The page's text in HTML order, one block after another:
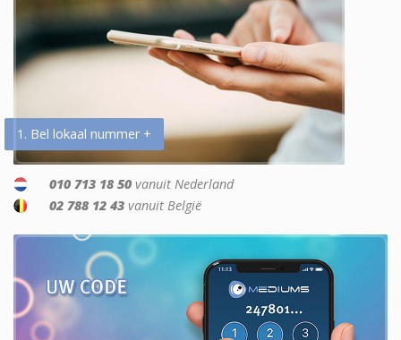
1. Bel lokaal nummer +
010 713 18 50 vanuit Nederland
02 788 12 43 vanuit België